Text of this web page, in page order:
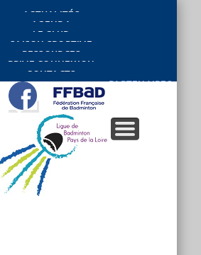
ACTUALITÉS
AGENDA
LE CLUB
SAISON SPORTIVE
RESSOURCES
PRIVE CONNEXION
CONTACTS
PARTENAIRES